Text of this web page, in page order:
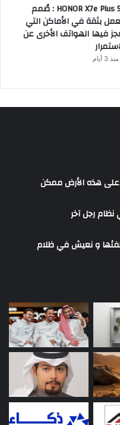
HONOR X7e Plus 5G : صُمم
بثقة في الأماكن التي
فيها الهواتف الأخرى عن
منذ 3 أيام
على هذه الأرض ممكن
نظام رجل آخر
و نعيش في ظلام